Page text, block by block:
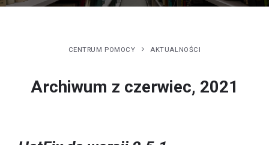
CENTRUM POMOCY AKTUALNOŚCI
Archiwum z czerwiec, 2021